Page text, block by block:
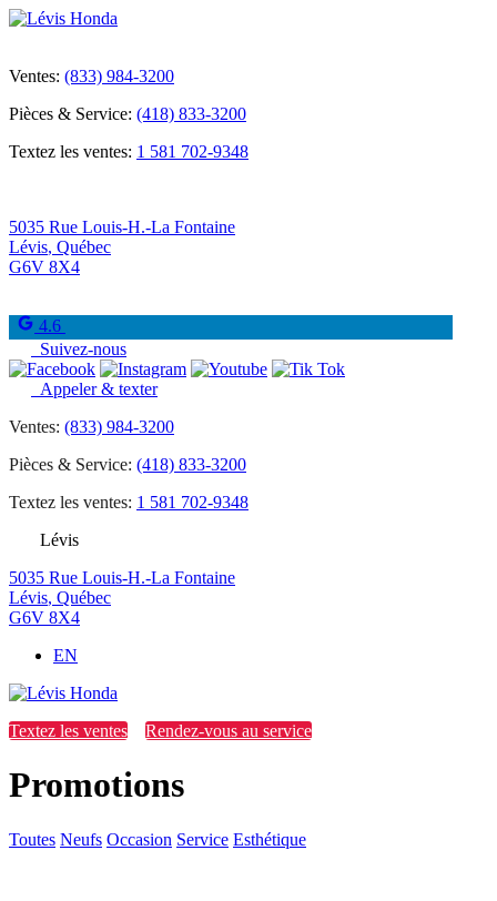
Ventes: (833) 984-3200
Pièces & Service: (418) 833-3200
Textez les ventes: 1 581 702-9348
5035 Rue Louis-H.-La Fontaine
Lévis, Québec
G6V 8X4
4.6
Suivez-nous
Appeler & texter
Ventes: (833) 984-3200
Pièces & Service: (418) 833-3200
Textez les ventes: 1 581 702-9348
Lévis
5035 Rue Louis-H.-La Fontaine
Lévis, Québec
G6V 8X4
EN
Textez les ventes Rendez-vous au service
Promotions
Toutes Neufs Occasion Service Esthétique